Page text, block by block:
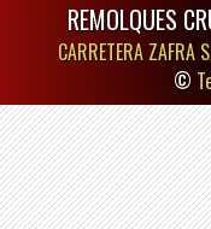
REMOLQUES
CARRETERA
©